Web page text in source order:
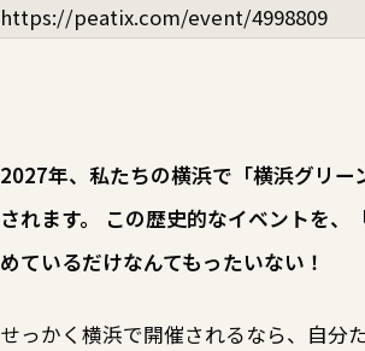
https://peatix.com/event/4998809
2027年、私たちの横浜で「横浜グリー
されます。 この歴史的なイベントを、
めているだけなんてもったいない！
せっかく横浜で開催されるなら、自分